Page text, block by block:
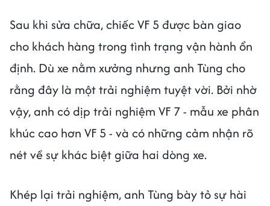
Sau khi sửa chữa, chiếc VF 5 được bàn giao
cho khách hàng trong tình trạng vận hành ổn
định. Dù xe nằm xưởng nhưng anh Tùng cho
rằng đây là một trải nghiệm tuyệt vời. Bởi nhờ
vậy, anh có dịp trải nghiệm VF 7 - mẫu xe phân
khúc cao hơn VF 5 - và có những cảm nhận rõ
nét về sự khác biệt giữa hai dòng xe.
Khép lại trải nghiệm, anh Tùng bày tỏ sự hài